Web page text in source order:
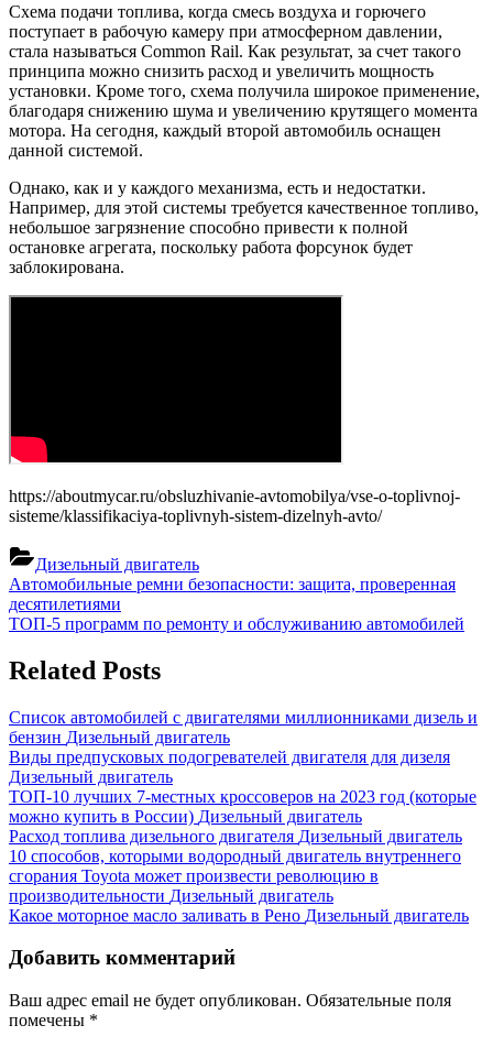
Схема подачи топлива, когда смесь воздуха и горючего
поступает в рабочую камеру при атмосферном давлении,
стала называться Common Rail. Как результат, за счет такого
принципа можно снизить расход и увеличить мощность
установки. Кроме того, схема получила широкое применение,
благодаря снижению шума и увеличению крутящего момента
мотора. На сегодня, каждый второй автомобиль оснащен
данной системой.
Однако, как и у каждого механизма, есть и недостатки.
Например, для этой системы требуется качественное топливо,
небольшое загрязнение способно привести к полной
остановке агрегата, поскольку работа форсунок будет
заблокирована.
https://aboutmycar.ru/obsluzhivanie-avtomobilya/vse-o-toplivnoj-
sisteme/klassifikaciya-toplivnyh-sistem-dizelnyh-avto/
Дизельный двигатель
Навигация
по
Previous
Post:
Автомобильные ремни безопасности: защита, проверенная
десятилетиями
Next
ТОП-5 программ по ремонту и обслуживанию автомобилей
Related Posts
Список автомобилей с двигателями миллионниками дизель и
бензин Дизельный двигатель
Виды предпусковых подогревателей двигателя для дизеля
Дизельный двигатель
ТОП-10 лучших 7-местных кроссоверов на 2023 год (которые
можно купить в России) Дизельный двигатель
Расход топлива дизельного двигателя Дизельный двигатель
10 способов, которыми водородный двигатель внутреннего
сгорания Toyota может произвести революцию в
производительности Дизельный двигатель
Какое моторное масло заливать в Рено Дизельный двигатель
Добавить комментарий
Ваш адрес email не будет опубликован. Обязательные поля
помечены *